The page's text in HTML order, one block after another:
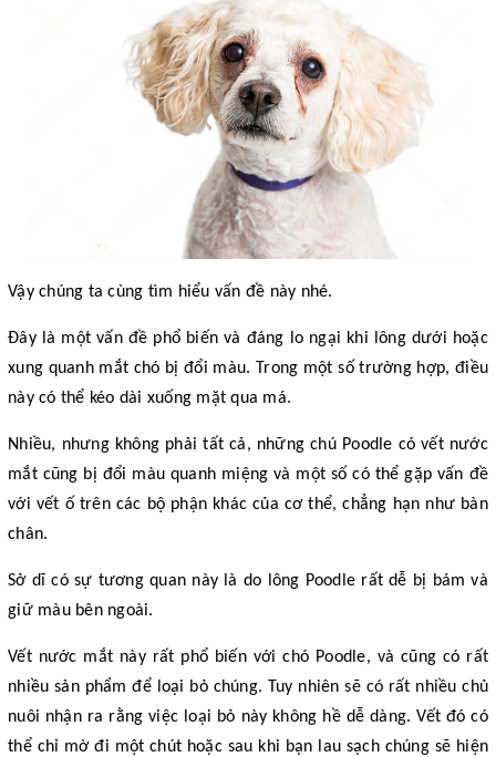
Vậy chúng ta cùng tìm hiểu vấn đề này nhé.
Đây là một vấn đề phổ biến và đáng lo ngại khi lông dưới hoặc
xung quanh mắt chó bị đổi màu. Trong một số trường hợp, điều
này có thể kéo dài xuống mặt qua má.
Nhiều, nhưng không phải tất cả, những chú Poodle có vết nước
mắt cũng bị đổi màu quanh miệng và một số có thể gặp vấn đề
với vết ố trên các bộ phận khác của cơ thể, chẳng hạn như bàn
chân.
Sở dĩ có sự tương quan này là do lông Poodle rất dễ bị bám và
giữ màu bên ngoài.
Vết nước mắt này rất phổ biến với chó Poodle, và cũng có rất
nhiều sản phẩm để loại bỏ chúng. Tuy nhiên sẽ có rất nhiều chủ
nuôi nhận ra rằng việc loại bỏ này không hề dễ dàng. Vết đó có
thể chỉ mờ đi một chút hoặc sau khi bạn lau sạch chúng sẽ hiện